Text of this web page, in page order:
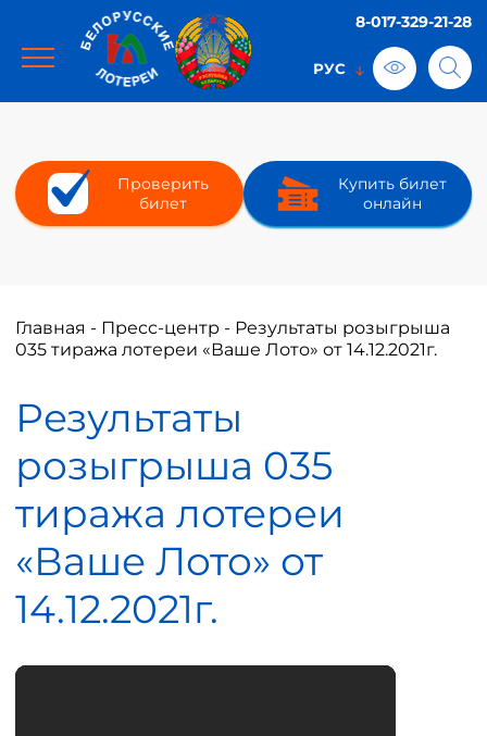
8-017-329-21-28
Проверить
билет
Купить билет
онлайн
Главная - Пресс-центр - Результаты розыгрыша
035 тиража лотереи «Ваше Лото» от 14.12.2021г.
Результаты
розыгрыша 035
тиража лотереи
«Ваше Лото» от
14.12.2021г.